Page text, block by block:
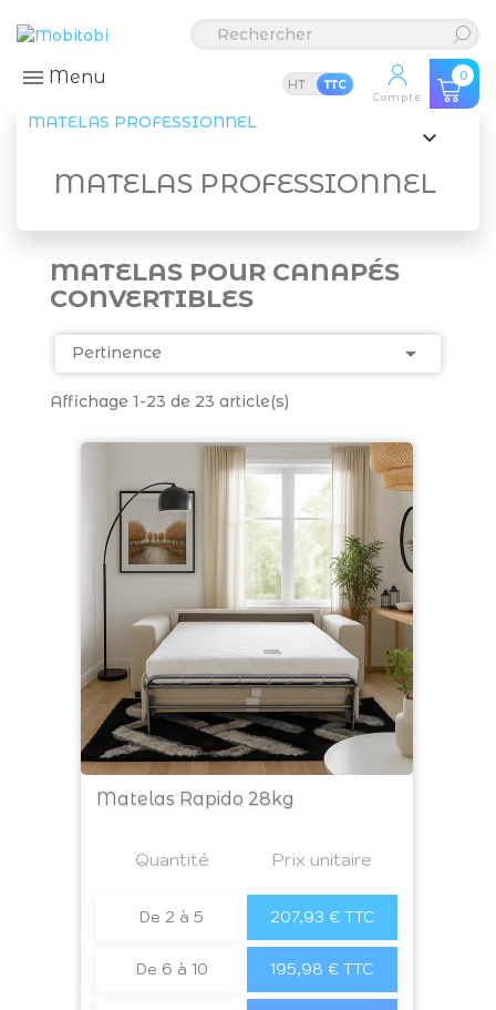
Menu HT TTC
Compte
0
MATELAS PROFESSIONNEL
MATELAS PROFESSIONNEL

MATELAS POUR CANAPÉS
CONVERTIBLES
Pertinence 
Affichage 1-23 de 23 article(s)
Matelas Rapido 28kg
Quantité Prix unitaire
De 2 à 5 207,93 € TTC
De 6 à 10 195,98 € TTC